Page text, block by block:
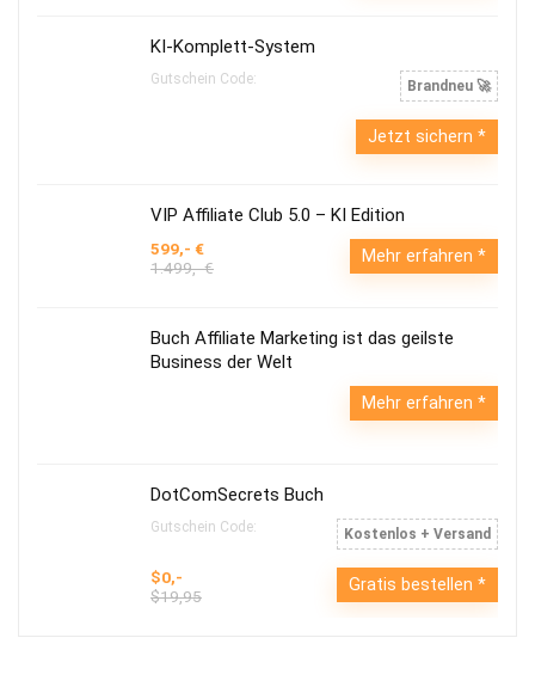
KI-Komplett-System
Gutschein Code: Brandneu 🚀
Jetzt sichern
VIP Affiliate Club 5.0 – KI Edition
599,- €
1.499,- €
Mehr erfahren
Buch Affiliate Marketing ist das geilste
Business der Welt
Mehr erfahren
DotComSecrets Buch
Gutschein Code: Kostenlos + Versand
$0,-
$19,95
Gratis bestellen